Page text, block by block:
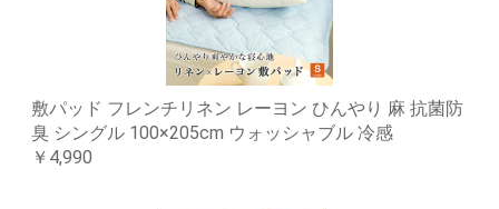
敷パッド フレンチリネン レーヨン ひんやり 麻 抗菌防
臭 シングル 100×205cm ウォッシャブル 冷感
￥4,990